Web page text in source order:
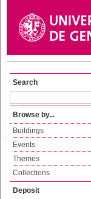
Search
Browse by...
Buildings
Events
Themes
Collections
Deposit